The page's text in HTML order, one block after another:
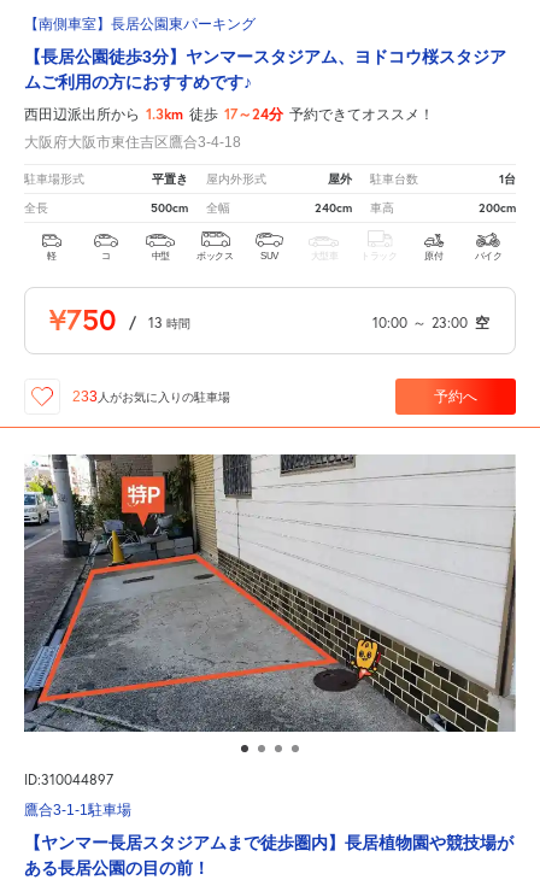
【南側車室】長居公園東パーキング
【長居公園徒歩3分】ヤンマースタジアム、ヨドコウ桜スタジア
ムご利用の方におすすめです♪
西田辺派出所から 1.3km 徒歩 17～24分 予約できてオススメ！
大阪府大阪市東住吉区鷹合3-4-18
駐車場形式 平置き 屋内外形式 屋外 駐車台数 1台
全長 500cm 全幅 240cm 車高 200cm
軽 コ 中型 ボックス SUV 大型車 トラック 原付 バイク
¥750 / 13 時間 10:00 ～ 23:00 空
233人がお気に入りの駐車場 予約へ
ID:310044897
鷹合3-1-1駐車場
【ヤンマー長居スタジアムまで徒歩圏内】長居植物園や競技場が
ある長居公園の目の前！